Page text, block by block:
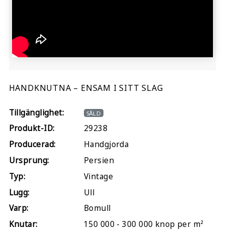
HANDKNUTNA – ENSAM I SITT SLAG
Tillgänglighet: SÅLD
Produkt-ID:
29238
Producerad:
Handgjorda
Ursprung:
Persien
Typ:
Vintage
Lugg:
Ull
Varp:
Bomull
Knutar:
150 000 - 300 000 knop per m²